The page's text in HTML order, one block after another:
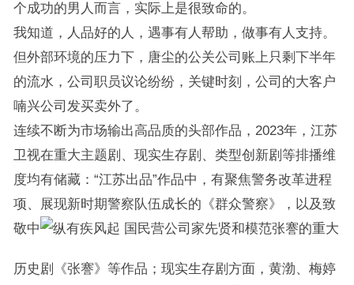
个成功的男人而言，实际上是很致命的。
我知道，人品好的人，遇事有人帮助，做事有人支持。
但外部环境的压力下，唐尘的公关公司账上只剩下半年
的流水，公司职员议论纷纷，关键时刻，公司的大客户
喃兴公司发买卖外了。
连续不断为市场输出高品质的头部作品，2023年，江苏
卫视在重大主题剧、现实生存剧、类型创新剧等排播维
度均有储藏：“江苏出品”作品中，有聚焦警务改革进程
项、展现新时期警察队伍成长的《群众警察》，以及致
敬中
国民营公司家先贤和模范张謇的重大
历史剧《张謇》等作品；现实生存剧方面，黄渤、梅婷